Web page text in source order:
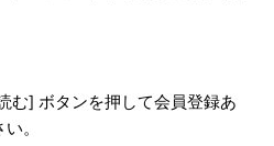
む] ボタンを押して会員登録あ
。